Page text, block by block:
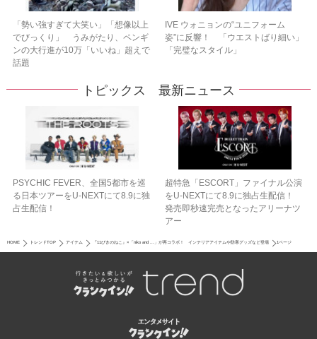
「勢い強すぎて大笑い」「想像以上
でびっくり」 うみがたり、ペンギ
ンの大行進が10万「いいね」超えで
話題
IVE ウォニョンの“ユニフォーム
姿”に反響！ 「ウエストばり細い」
「完璧なスタイル」
トピックス 最新ニュース
PSYCHIC FEVER、全国5都市を巡
る日本ツアーをU‐NEXTにて8.9に独
占生配信！
超特急「ESCORT」ファイナル公演
をU-NEXTにて8.9に独占生配信！
発売即秒速完売となったアリーナツ
アー
HOME トレンドTOP アイテム 『11ぴきのねこ』×「niko and ...」が再コラボ！ インテリアアイテムや防寒グッズなど登場 1ページ